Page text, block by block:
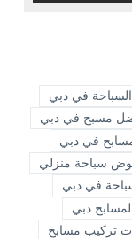
في دبي
مسبح في دبي
في دبي
سباحة منزلي
في دبي
دبي
تركيب مسابح